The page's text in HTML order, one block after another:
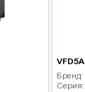
Бренд:
Серия: